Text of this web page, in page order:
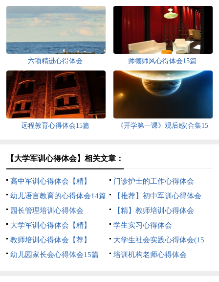
六项精进心得体会 师德师风心得体会15篇
远程教育心得体会15篇
《开学第一课》观后感(合集15
【大学军训心得体会】相关文章：
高中军训心得体会【精】
门诊护士的工作心得体会
幼儿语言教育的心得体会14篇
【推荐】初中军训心得体会
园长管理培训心得体会
【精】教师培训心得体会
大学军训心得体会【精】
学生实习心得体会
教师培训心得体会【荐】
大学生社会实践心得体会(15
篇)
幼儿园家长会心得体会15篇 培训机构老师心得体会